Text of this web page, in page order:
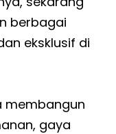
berbagai
eksklusif di
membangun
gaya